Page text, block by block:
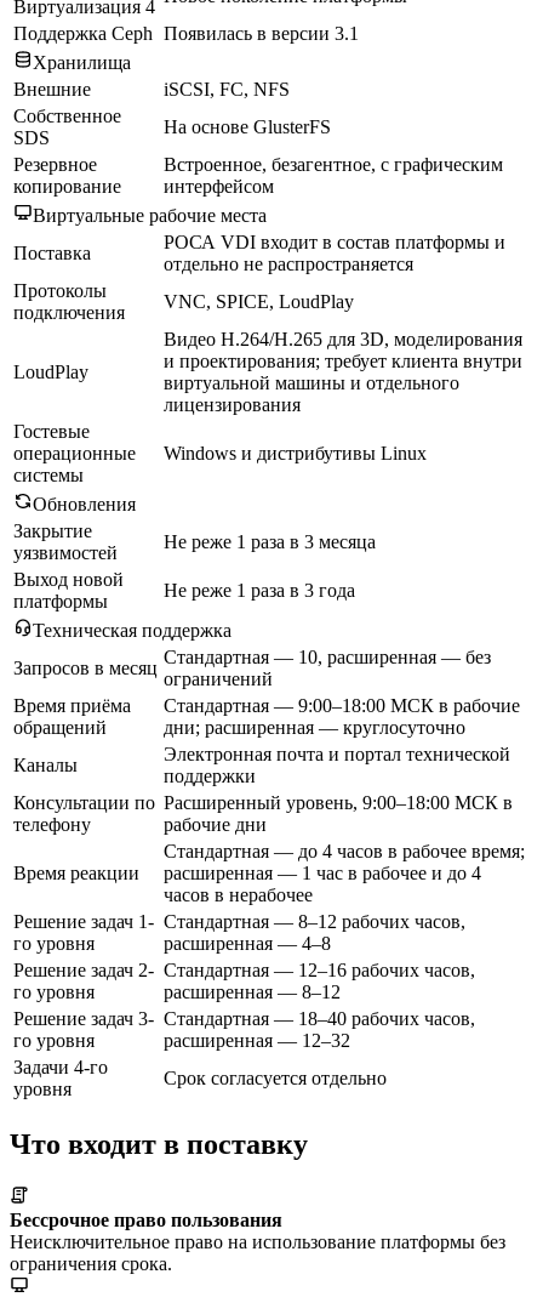
Виртуализация 4
Поддержка Ceph Появилась в версии 3.1
Хранилища
Внешние
iSCSI, FC, NFS
Собственное
SDS
На основе GlusterFS
Резервное
копирование
Встроенное, безагентное, с графическим
интерфейсом
Виртуальные рабочие места
Поставка
РОСА VDI входит в состав платформы и
отдельно не распространяется
Протоколы
подключения
VNC, SPICE, LoudPlay
LoudPlay
Видео H.264/H.265 для 3D, моделирования
и проектирования; требует клиента внутри
виртуальной машины и отдельного
лицензирования
Гостевые
операционные
системы
Windows и дистрибутивы Linux
Обновления
Закрытие
уязвимостей
Не реже 1 раза в 3 месяца
Выход новой
платформы
Не реже 1 раза в 3 года
Техническая поддержка
Запросов в месяц
Стандартная — 10, расширенная — без
ограничений
Время приёма
обращений
Стандартная — 9:00–18:00 МСК в рабочие
дни; расширенная — круглосуточно
Каналы
Электронная почта и портал технической
поддержки
Консультации по
телефону
Расширенный уровень, 9:00–18:00 МСК в
рабочие дни
Время реакции
Стандартная — до 4 часов в рабочее время;
расширенная — 1 час в рабочее и до 4
часов в нерабочее
Решение задач 1-
го уровня
Стандартная — 8–12 рабочих часов,
расширенная — 4–8
Решение задач 2-
го уровня
Стандартная — 12–16 рабочих часов,
расширенная — 8–12
Решение задач 3-
го уровня
Стандартная — 18–40 рабочих часов,
расширенная — 12–32
Задачи 4-го
уровня
Срок согласуется отдельно
Что входит в поставку
Бессрочное право пользования
Неисключительное право на использование платформы без
ограничения срока.